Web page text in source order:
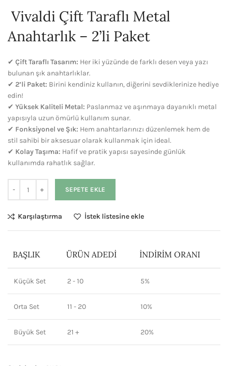
Vivaldi Çift Taraflı Metal
Anahtarlık – 2’li Paket
✔ Çift Taraflı Tasarım: Her iki yüzünde de farklı desen veya yazı
bulunan şık anahtarlıklar.
✔ 2’li Paket: Birini kendiniz kullanın, diğerini sevdiklerinize hediye
edin!
✔ Yüksek Kaliteli Metal: Paslanmaz ve aşınmaya dayanıklı metal
yapısıyla uzun ömürlü kullanım sunar.
✔ Fonksiyonel ve Şık: Hem anahtarlarınızı düzenlemek hem de
stil sahibi bir aksesuar olarak kullanmak için ideal.
✔ Kolay Taşıma: Hafif ve pratik yapısı sayesinde günlük
kullanımda rahatlık sağlar.
SEPETE EKLE
Karşılaştırma İstek listesine ekle
BAŞLIK ÜRÜN ADEDI İNDIRIM ORANI
Küçük Set 2 - 10 5%
Orta Set 11 - 20 10%
Büyük Set 21 + 20%